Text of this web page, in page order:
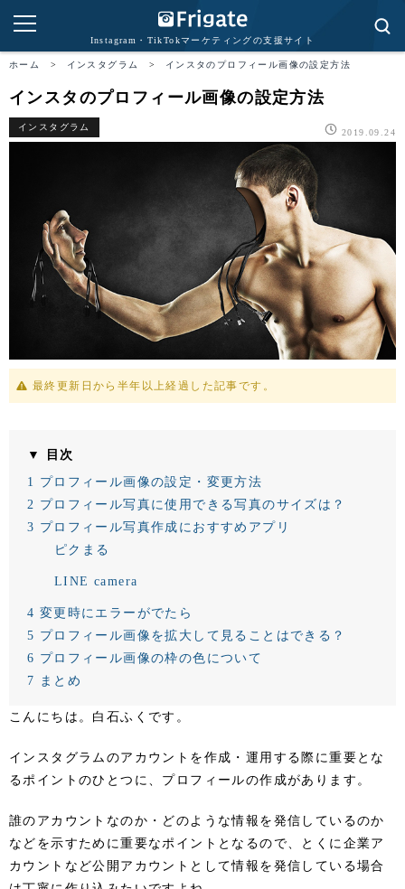
Instagram・TikTokマーケティングの支援サイト
ホーム > インスタグラム > インスタのプロフィール画像の設定方法
インスタのプロフィール画像の設定方法
インスタグラム
2019.09.24
最終更新日から半年以上経過した記事です。
▼ 目次
1 プロフィール画像の設定・変更方法
2 プロフィール写真に使用できる写真のサイズは？
3 プロフィール写真作成におすすめアプリ
ピクまる
LINE camera
4 変更時にエラーがでたら
5 プロフィール画像を拡大して見ることはできる？
6 プロフィール画像の枠の色について
7 まとめ
こんにちは。白石ふくです。
インスタグラムのアカウントを作成・運用する際に重要とな
るポイントのひとつに、プロフィールの作成があります。
誰のアカウントなのか・どのような情報を発信しているのか
などを示すために重要なポイントとなるので、とくに企業ア
カウントなど公開アカウントとして情報を発信している場合